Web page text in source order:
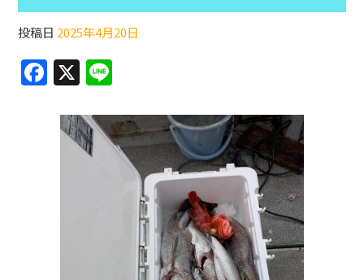
投稿日 2025年4月20日
F
c
X
e